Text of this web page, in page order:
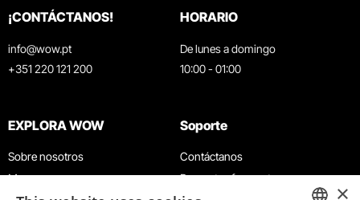
¡CONTÁCTANOS!
info@wow.pt
+351 220 121 200
HORARIO
De lunes a domingo
10:00 - 01:00
EXPLORA WOW
Sobre nosotros
Museos
Soporte
Contáctanos
Preguntas frecuentes
×